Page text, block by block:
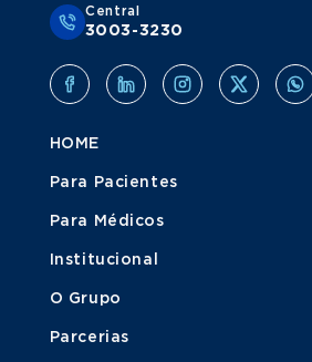
Central
3003-3230
HOME
Para Pacientes
Para Médicos
Institucional
O Grupo
Parcerias